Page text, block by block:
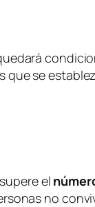
que se
el
no